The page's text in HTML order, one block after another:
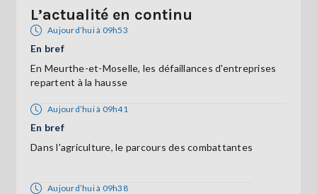
L’actualité en continu
Aujourd’hui à 09h53
En bref
En Meurthe-et-Moselle, les défaillances d'entreprises
repartent à la hausse
Aujourd’hui à 09h41
En bref
Dans l'agriculture, le parcours des combattantes
Aujourd’hui à 09h38